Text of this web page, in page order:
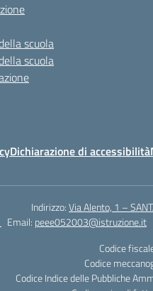
scuola
scuola
Dichiarazione di accessibilità
Indirizzo:Via Alento, 1 –
Email: peee052003@istruzione.it
Codice
Codice
Codice Indice delle Pubbliche